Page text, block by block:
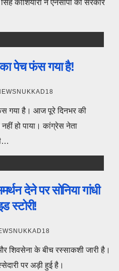
कोशियारी ने एनसीपी को सरकार
का पेच फंस गया है!
गया है। आज पूरे दिनभर की
हो पाया। कांग्रेस नेता
देने पर सोनिया गांधी
स्टोरी!
शिवसेना के बीच रस्साकशी जारी है।
पर अड़ी हुई है।